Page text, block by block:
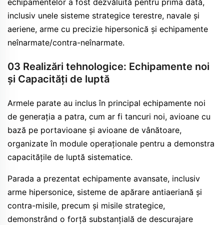
echipamentelor a fost dezvăluită pentru prima dată,
inclusiv unele sisteme strategice terestre, navale și
aeriene, arme cu precizie hipersonică și echipamente
neînarmate/contra-neînarmate.
03 Realizări tehnologice: Echipamente noi
și Capacități de luptă
Armele parate au inclus în principal echipamente noi
de generația a patra, cum ar fi tancuri noi, avioane cu
bază pe portavioane și avioane de vânătoare,
organizate în module operaționale pentru a demonstra
capacitățile de luptă sistematice.
Parada a prezentat echipamente avansate, inclusiv
arme hipersonice, sisteme de apărare antiaeriană și
contra-misile, precum și misile strategice,
demonstrând o forță substanțială de descurajare